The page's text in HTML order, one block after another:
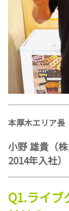
本厚木エリア長
小野 雄貴 （
2014年入社）
Q1.ライブ